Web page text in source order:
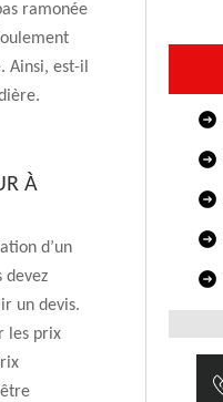
ramonée
Ainsi, est-il
À
d’un
devez
un devis.
les prix